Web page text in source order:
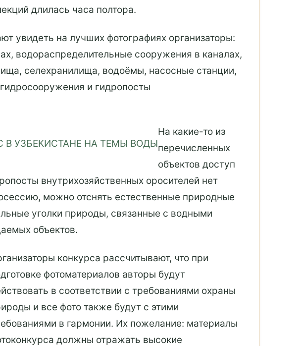
длилась часа полтора.
увидеть на лучших фотографиях организаторы:
водораспределительные сооружения в каналах,
селехранилища, водоёмы, насосные станции,
и гидропосты
На какие-то из
перечисленных
объектов доступ
внутрихозяйственных оросителей нет
можно отснять естественные природные
уголки природы, связанные с водными
объектов.
конкурса рассчитывают, что при
фотоматериалов авторы будут
в соответствии с требованиями охраны
и все фото также будут с этими
в гармонии. Их пожелание: материалы
должны отражать высокие